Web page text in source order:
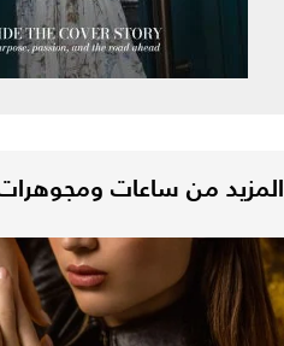
المزيد من ساعات